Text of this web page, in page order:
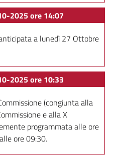
2025 ore 14:07
a lunedì 27 Ottobre
2025 ore 10:33
(congiunta alla
e alla X
programmata alle ore
ore 09:30.